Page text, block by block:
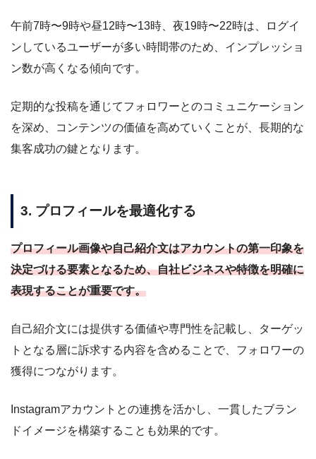
午前7時〜9時や昼12時〜13時、夜19時〜22時は、ログイ
ンしているユーザーが多い時間帯のため、インプレッショ
ン数が高くなる傾向です。
定期的な投稿を通じてフォロワーとのコミュニケーション
を深め、コンテンツの価値を高めていくことが、長期的な
集客成功の鍵となります。
3. プロフィールを最適化する
プロフィール画像や自己紹介文はアカウントの第一印象を
決定づける要素となるため、自社ビジネスや特徴を明確に
表現することが重要です。
自己紹介文には提供する価値や専門性を記載し、ターゲッ
トとなる層に訴求する内容を含めることで、フォロワーの
獲得につながります。
Instagramアカウントとの連携を活かし、一貫したブラン
ドイメージを構築することも効果的です。